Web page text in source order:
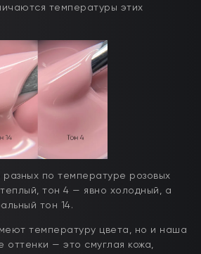
температуры этих
по температуре розовых
тон 4 — явно холодный, а
тон 14.
температуру цвета, но и наша
оттенки — это смуглая кожа,